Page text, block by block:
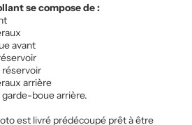
se compose de :
avant
réservoir
arrière
garde-boue arrière.
est livré prédécoupé prêt à être